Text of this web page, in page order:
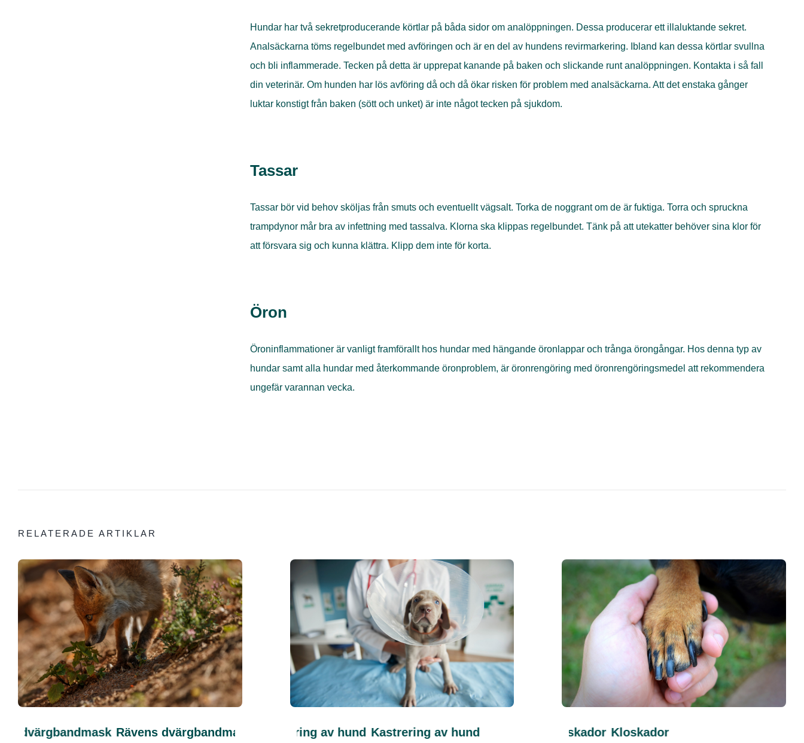
Hundar har två sekretproducerande körtlar på båda sidor om analöppningen. Dessa producerar ett illaluktande sekret.
Analsäckarna töms regelbundet med avföringen och är en del av hundens revirmarkering. Ibland kan dessa körtlar svullna
och bli inflammerade. Tecken på detta är upprepat kanande på baken och slickande runt analöppningen. Kontakta i så fall
din veterinär. Om hunden har lös avföring då och då ökar risken för problem med analsäckarna. Att det enstaka gånger
luktar konstigt från baken (sött och unket) är inte något tecken på sjukdom.
Tassar
Tassar bör vid behov sköljas från smuts och eventuellt vägsalt. Torka de noggrant om de är fuktiga. Torra och spruckna
trampdynor mår bra av infettning med tassalva. Klorna ska klippas regelbundet. Tänk på att utekatter behöver sina klor för
att försvara sig och kunna klättra. Klipp dem inte för korta.
Öron
Öroninflammationer är vanligt framförallt hos hundar med hängande öronlappar och trånga örongångar. Hos denna typ av
hundar samt alla hundar med återkommande öronproblem, är öronrengöring med öronrengöringsmedel att rekommendera
ungefär varannan vecka.
RELATERADE ARTIKLAR
dvärgbandmask Rävens dvärgbandmask Kastrering av hund Kastrering av hund Kloskador Kloskador